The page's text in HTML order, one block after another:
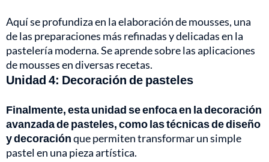
Aquí se profundiza en la elaboración de mousses, una
de las preparaciones más refinadas y delicadas en la
pastelería moderna. Se aprende sobre las aplicaciones
de mousses en diversas recetas.
Unidad 4: Decoración de pasteles
Finalmente, esta unidad se enfoca en la decoración
avanzada de pasteles, como las técnicas de diseño
y decoraciónque permiten transformar un simple
pastel en una pieza artística.